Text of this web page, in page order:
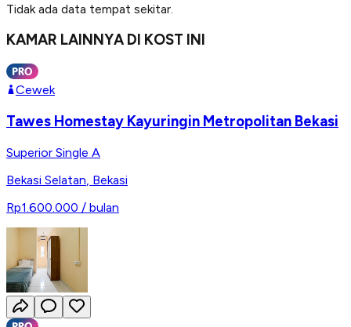
Tidak ada data tempat sekitar.
KAMAR LAINNYA DI KOST INI
Cewek
Tawes Homestay Kayuringin Metropolitan Bekasi
Superior Single A
Bekasi Selatan Bekasi
Rp1.600.000 / bulan